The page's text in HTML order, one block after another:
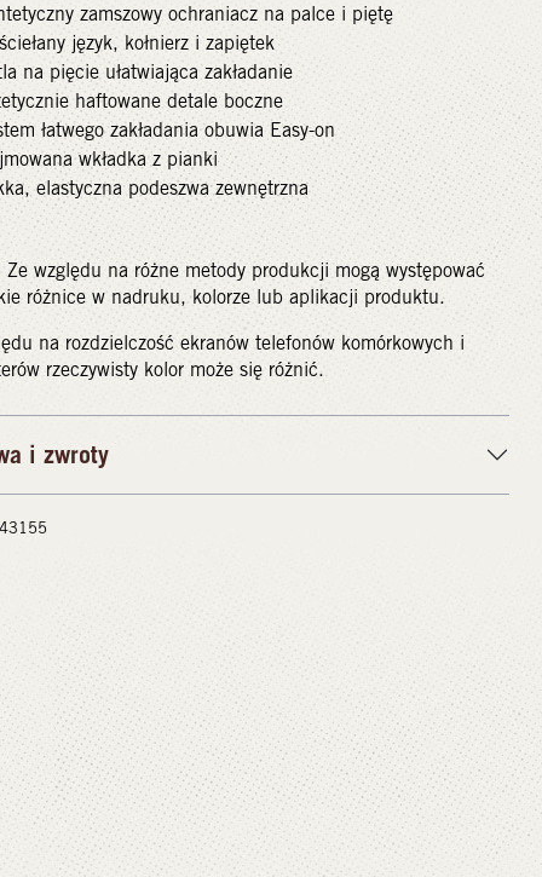
zamszowy ochraniacz na palce i piętę
język, kołnierz i zapiętek
na pięcie ułatwiająca zakładanie
haftowane detale boczne
łatwego zakładania obuwia Easy-on
wkładka z pianki
elastyczna podeszwa zewnętrzna
Ze względu na różne metody produkcji mogą występować
różnice w nadruku, kolorze lub aplikacji produktu.
na rozdzielczość ekranów telefonów komórkowych i
rzeczywisty kolor może się różnić.
i zwroty